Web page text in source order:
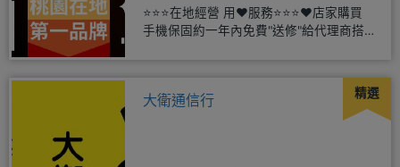
⭐⭐⭐在地經營 用❤️服務⭐⭐⭐❤️店家購買
手機保固約一年內免費"送修"給代理商搭
精選
大衛通信行